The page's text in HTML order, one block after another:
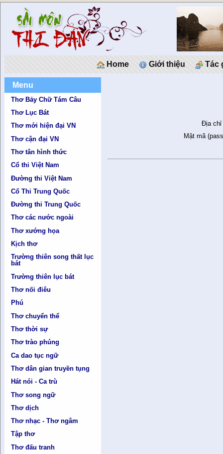
Home Giới thiệu Tác
Menu
Thơ Bảy Chữ Tám Câu
Thơ Lục Bát
Thơ mới hiện đại VN
Thơ cận đại VN
Thơ tân hình thức
Cổ thi Việt Nam
Đường thi Việt Nam
Cổ Thi Trung Quốc
Đường thi Trung Quốc
Thơ các nước ngoài
Thơ xướng họa
Kịch thơ
Trường thiên song thất lục
bát
Trường thiên lục bát
Thơ nối điêu
Phú
Thơ chuyển thể
Thơ thời sự
Thơ trào phúng
Ca dao tục ngữ
Thơ dân gian truyền tụng
Hát nói - Ca trù
Thơ song ngữ
Thơ dịch
Thơ nhạc - Thơ ngâm
Tập thơ
Thơ đấu tranh
Địa chỉ
Mật mã